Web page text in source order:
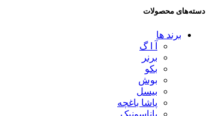
دسته‌های محصولات
برند ها
آ ا گ
برنر
بکو
بوش
بیسل
پاشا باغچه
پاناسونیک